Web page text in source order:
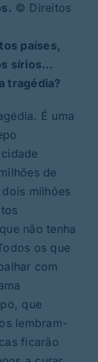
© Direitos
países,
sírios…
tragédia?
É uma
de
milhões
não tenha
os que
com
que
lembram-
ficarão